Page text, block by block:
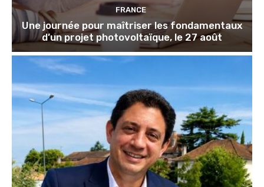
FRANCE
Une journée pour maîtriser les fondamentaux
d’un projet photovoltaïque, le 27 août